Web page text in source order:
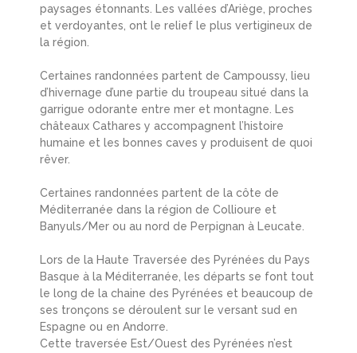
paysages étonnants. Les vallées d’Ariège, proches
et verdoyantes, ont le relief le plus vertigineux de
la région.
Certaines randonnées partent de Campoussy, lieu
d’hivernage d’une partie du troupeau situé dans la
garrigue odorante entre mer et montagne. Les
châteaux Cathares y accompagnent l’histoire
humaine et les bonnes caves y produisent de quoi
rêver.
Certaines randonnées partent de la côte de
Méditerranée dans la région de Collioure et
Banyuls/Mer ou au nord de Perpignan à Leucate.
Lors de la Haute Traversée des Pyrénées du Pays
Basque à la Méditerranée, les départs se font tout
le long de la chaine des Pyrénées et beaucoup de
ses tronçons se déroulent sur le versant sud en
Espagne ou en Andorre.
Cette traversée Est/Ouest des Pyrénées n’est